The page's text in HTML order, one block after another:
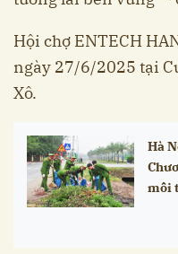
Hội chợ ENTECH
ngày 27/6/2025 tại
Xô.
Hà
môi